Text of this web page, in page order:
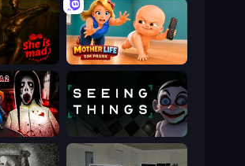
Mother Life Simulator: Prank
She is Mad
Seeing Things